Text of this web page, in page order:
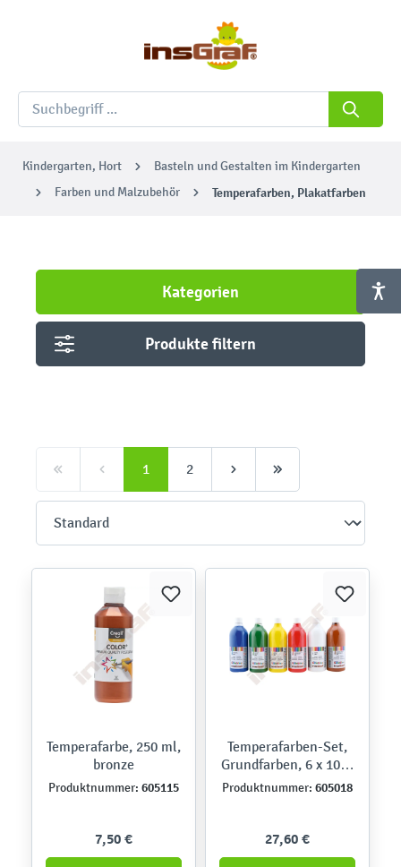
Kindergarten, Hort
Basteln und Gestalten im Kindergarten
Farben und Malzubehör
Temperafarben, Plakatfarben
Kategorien
Produkte filtern
1 2
Temperafarbe, 250 ml,
bronze
Produktnummer: 605115
7,50 €
Temperafarben-Set,
Grundfarben, 6 x 1000
ml
Produktnummer: 605018
27,60 €